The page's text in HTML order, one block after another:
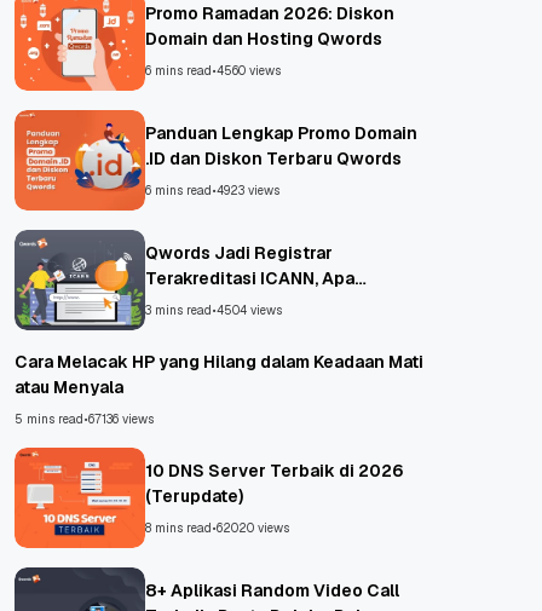
Promo Ramadan 2026: Diskon
Domain dan Hosting Qwords
6 mins read•4560 views
Panduan Lengkap Promo Domain
.ID dan Diskon Terbaru Qwords
6 mins read•4923 views
Qwords Jadi Registrar
Terakreditasi ICANN, Apa
Untungnya?
3 mins read•4504 views
Cara Melacak HP yang Hilang dalam Keadaan Mati
atau Menyala
5 mins read•67136 views
10 DNS Server Terbaik di 2026
(Terupdate)
8 mins read•62020 views
8+ Aplikasi Random Video Call